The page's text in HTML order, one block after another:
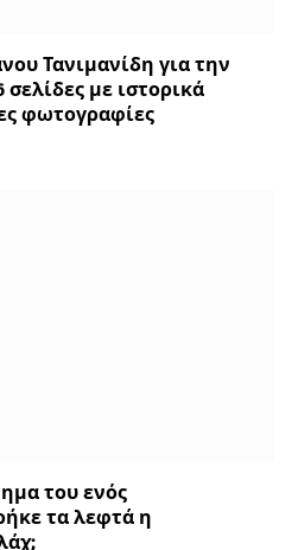
Τανιμανίδη για την
σελίδες με ιστορικά
φωτογραφίες
του ενός
τα λεφτά η